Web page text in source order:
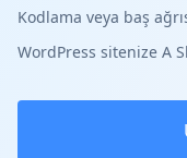
Kodlama veya baş
WordPress sitenize A